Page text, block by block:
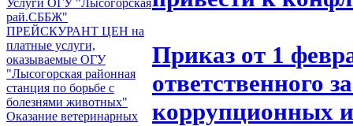
Услуги ОГУ "Лысогорская
рай.СББЖ"
ПРЕЙСКУРАНТ ЦЕН на
платные услуги,
оказываемые ОГУ
"Лысогорская районная
станция по борьбе с
болезнями животных"
Оказание ветеринарных
Приказ от 1
ответственного
коррупционных